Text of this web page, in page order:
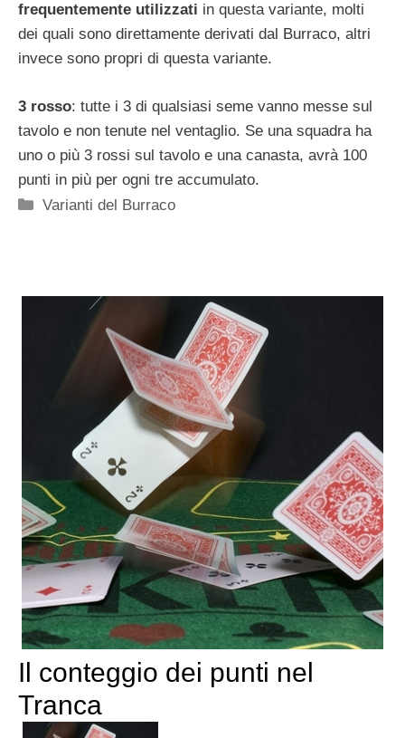
frequentemente utilizzati in questa variante, molti
dei quali sono direttamente derivati dal Burraco, altri
invece sono propri di questa variante.
3 rosso: tutte i 3 di qualsiasi seme vanno messe sul
tavolo e non tenute nel ventaglio. Se una squadra ha
uno o più 3 rossi sul tavolo e una canasta, avrà 100
punti in più per ogni tre accumulato.
Categorie
Varianti del Burraco
Il conteggio dei punti nel
Tranca